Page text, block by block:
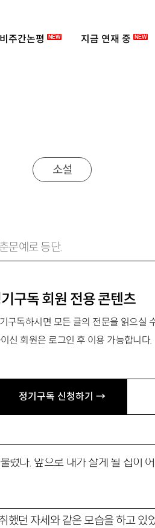
주간논평 NEW 지금 연재 중 NEW
구독 회원 전용 콘텐츠
기구독하시면 모든 글의 전문을 읽으실
신 회원은 로그인 후 이용 가능합니다.
정기구독 신청하기 →
소설
문예로 등단.
렀다. 앞으로 내가 살게 될 집이
했던 자세와 같은 모습을 하고 있